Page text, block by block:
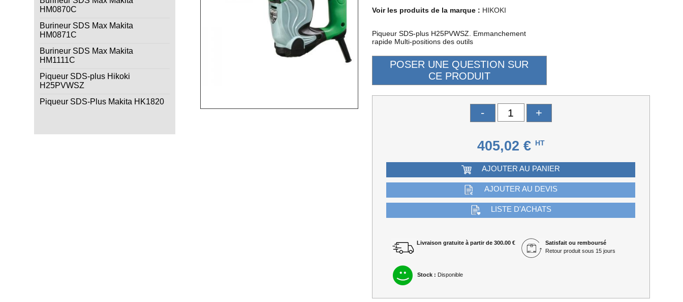
HM0870C
Burineur SDS Max Makita
HM0871C
Burineur SDS Max Makita
HM1111C
Piqueur SDS-plus Hikoki
H25PVWSZ
Piqueur SDS-Plus Makita HK1820
Voir les produits de la marque : HIKOKI
Piqueur SDS-plus H25PVWSZ. Emmanchement
rapide Multi-positions des outils
- +
405,02 € HT
AJOUTER AU PANIER
AJOUTER AU DEVIS
LISTE D'ACHATS
Livraison gratuite à partir de 300.00 €
Satisfait ou remboursé
Retour produit sous 15 jours
Stock : Disponible